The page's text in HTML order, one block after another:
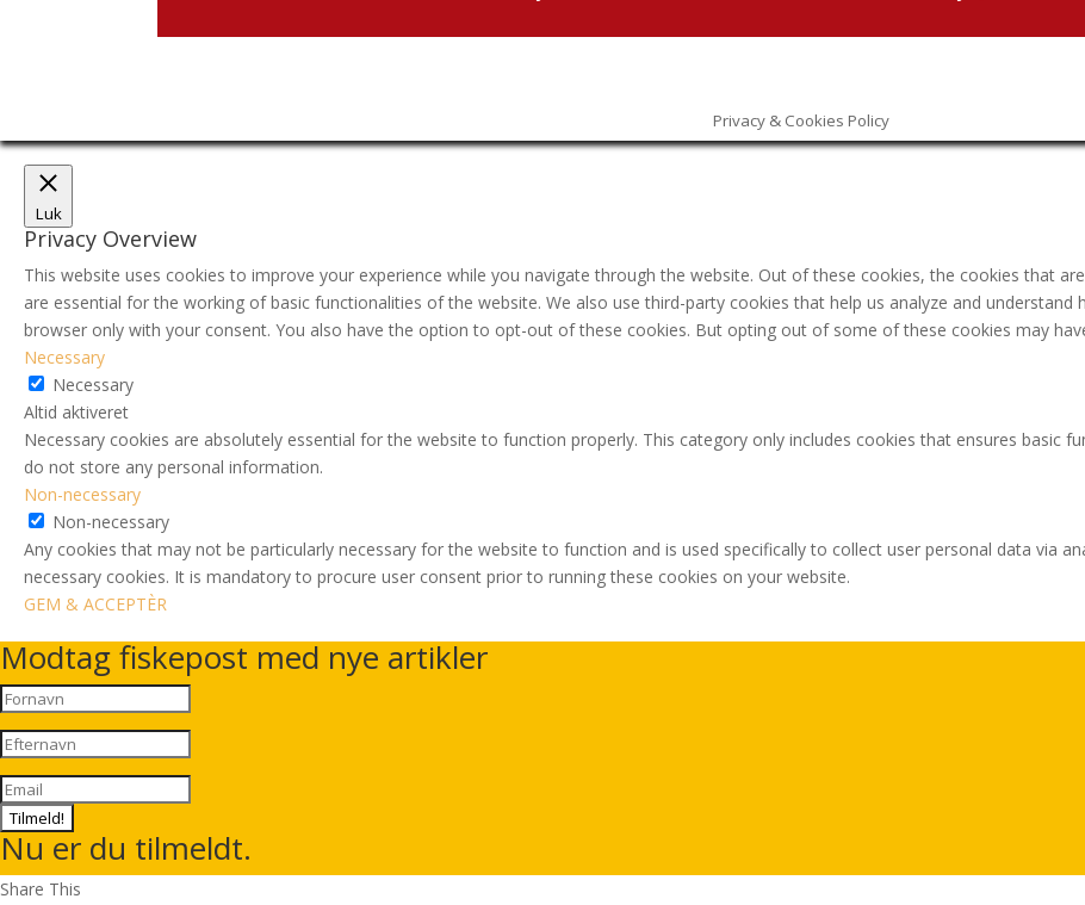
Privacy & Cookies Policy
Luk
Privacy Overview
This website uses cookies to improve your experience while you navigate through the website. Out of these cookies, the cookies that
are essential for the working of basic functionalities of the website. We also use third-party cookies that help us analyze and
browser only with your consent. You also have the option to opt-out of these cookies. But opting out of some of these cookies may
Necessary
Necessary
Altid aktiveret
Necessary cookies are absolutely essential for the website to function properly. This category only includes cookies that ensures basic
do not store any personal information.
Non-necessary
Non-necessary
Any cookies that may not be particularly necessary for the website to function and is used specifically to collect user personal data via
necessary cookies. It is mandatory to procure user consent prior to running these cookies on your website.
GEM & ACCEPTÈR
Modtag fiskepost med nye artikler
Tilmeld!
Nu er du tilmeldt.
Share This